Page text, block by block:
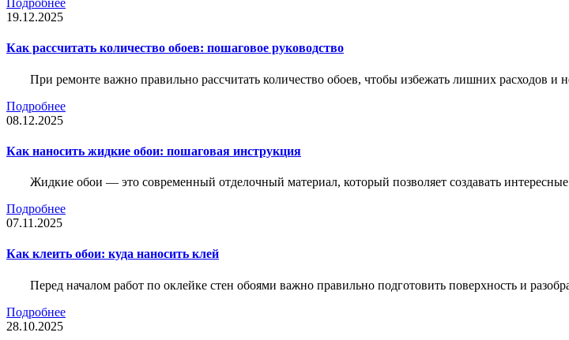
Подробнее
19.12.2025
Как рассчитать количество обоев: пошаговое руководство
При ремонте важно правильно рассчитать количество обоев, чтобы избежать лишних расходов и
Подробнее
08.12.2025
Как наносить жидкие обои: пошаговая инструкция
Жидкие обои — это современный отделочный материал, который позволяет создавать
Подробнее
07.11.2025
Как клеить обои: куда наносить клей
Перед началом работ по оклейке стен обоями важно правильно подготовить поверхность и
Подробнее
28.10.2025